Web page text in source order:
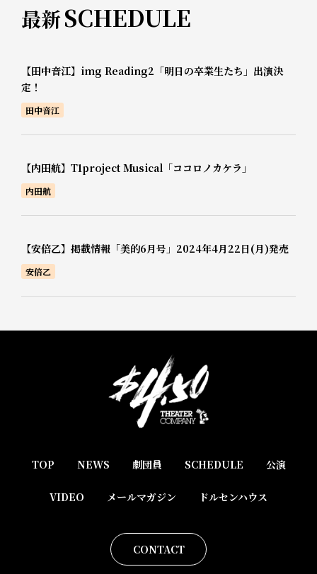
最新SCHEDULE
【田中音江】img Reading2「明日の卒業生たち」出演決
定！
田中音江
【内田航】T1project Musical「ココロノカケラ」
内田航
【安倍乙】掲載情報「美的6月号」2024年4月22日(月)発売
安倍乙
TOP NEWS 劇団員 SCHEDULE 公演
VIDEO メールマガジン ドルセンハウス
CONTACT